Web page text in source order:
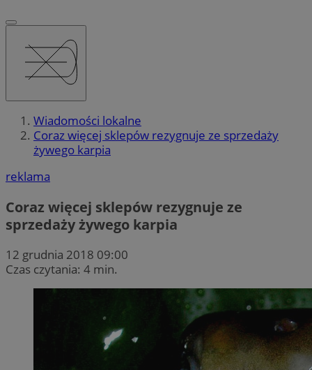
Wiadomości lokalne
Coraz więcej sklepów rezygnuje ze sprzedaży
żywego karpia
reklama
Coraz więcej sklepów rezygnuje ze
sprzedaży żywego karpia
12 grudnia 2018 09:00
Czas czytania: 4 min.